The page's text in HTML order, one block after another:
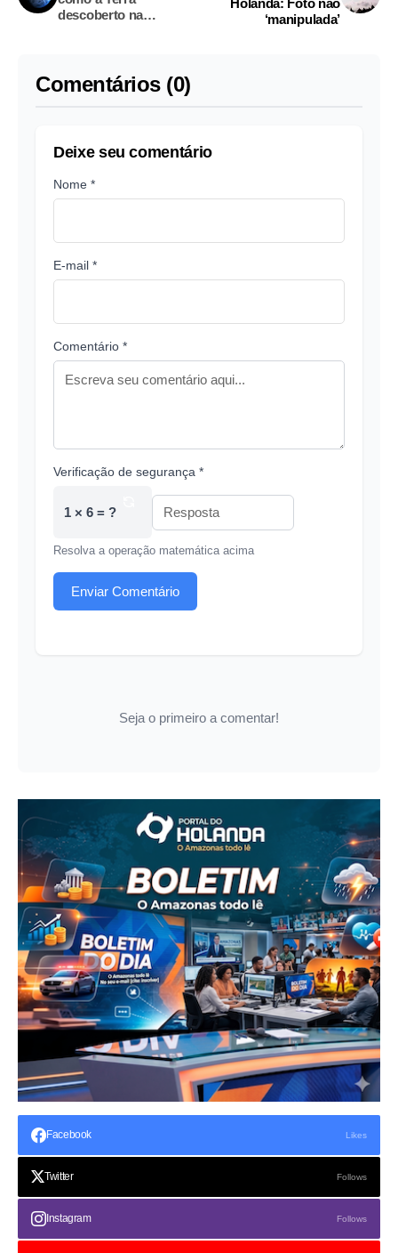
descoberto na
Holanda: Foto não
‘manipulada’
Comentários (0)
Deixe seu comentário
Nome *
E-mail *
Comentário *
Verificação de segurança *
1 × 6 = ?
Resolva a operação matemática acima
Enviar Comentário
Seja o primeiro a comentar!
Facebook Likes
Twitter Follows
Instagram Follows